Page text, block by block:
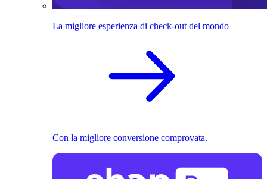
La migliore esperienza di check-out del mondo
Con la migliore conversione comprovata.